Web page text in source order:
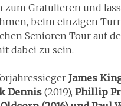
zum Gratulieren und
beim einzigen
Senioren Tour auf
dabei zu sein.
James
Dennis(2019), Phillip